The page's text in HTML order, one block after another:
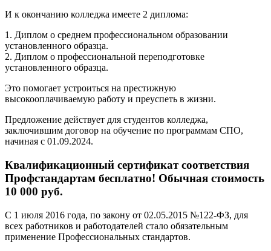
И к окончанию колледжа имеете 2 диплома:
1. Диплом о среднем профессиональном образовании
установленного образца.
2. Диплом о профессиональной переподготовке
установленного образца.
Это помогает устроиться на престижную
высокооплачиваемую работу и преуспеть в жизни.
Предложение действует для студентов колледжа,
заключившим договор на обучение по программам СПО,
начиная с 01.09.2024.
Квалификационный сертификат соответствия
Профстандартам бесплатно! Обычная стоимость
10 000 руб.
С 1 июля 2016 года, по закону от 02.05.2015 №122-ФЗ, для
всех работников и работодателей стало обязательным
применение Профессиональных стандартов.